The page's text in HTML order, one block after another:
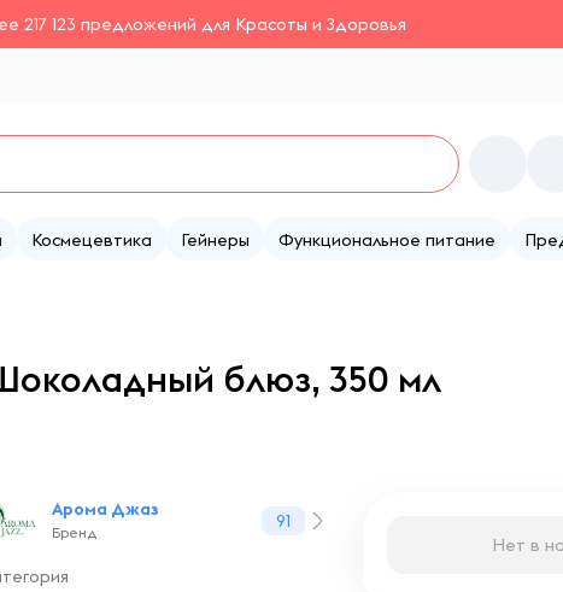
217 123 предложений для Красоты и Здоровья
Космецевтика Гейнеры Функциональное питание
блюз, 350 мл
Арома Джаз
Бренд
91
Нет в